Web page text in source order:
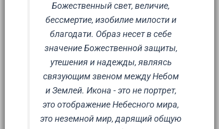
Божественный свет, величие,
бессмертие, изобилие милости и
благодати. Образ несет в себе
значение Божественной защиты,
утешения и надежды, являясь
связующим звеном между Небом
и Землей. Икона - это не портрет,
это отображение Небесного мира,
это неземной мир, дарящий общую